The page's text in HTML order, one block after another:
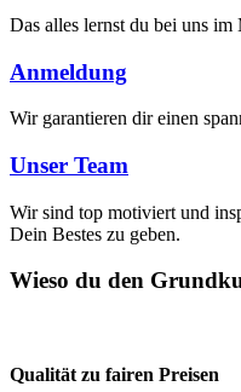
Das alles lernst du bei uns
Anmeldung
Wir garantieren dir einen
Unser Team
Wir sind top motiviert und
Dein Bestes zu geben.
Wieso du den
Qualität zu fairen Preisen